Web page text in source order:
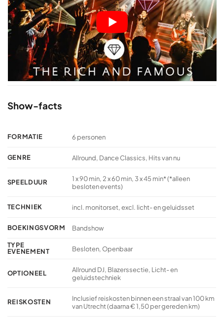
Show-facts
FORMATIE 6 personen
GENRE Allround, Dance Classics, Hits van nu
SPEELDUUR
1 x 90 min, 2 x 60 min, 3 x 45 min* (*alleen
besloten events)
TECHNIEK incl. monitorset, excl. licht- en geluidsset
BOEKINGSVORM Bandshow
TYPE
EVENEMENT
Besloten, Openbaar
OPTIONEEL
Allround DJ, Blazerssectie, Licht- en
geluidstechniek
REISKOSTEN
Inclusief reiskosten binnen een straal van 100 km
van Utrecht (daarna € 1,50 per gereden km)